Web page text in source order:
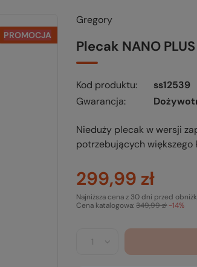
PROMOCJA
Gregory
Plecak NANO
Kod produktu
ss12539
Gwarancja
Nieduży plecak w wersji
potrzebujących większego
299,99 zł
Cena katalogowa:349,99 zł -14%
Najniższa cena z 30 dni przed